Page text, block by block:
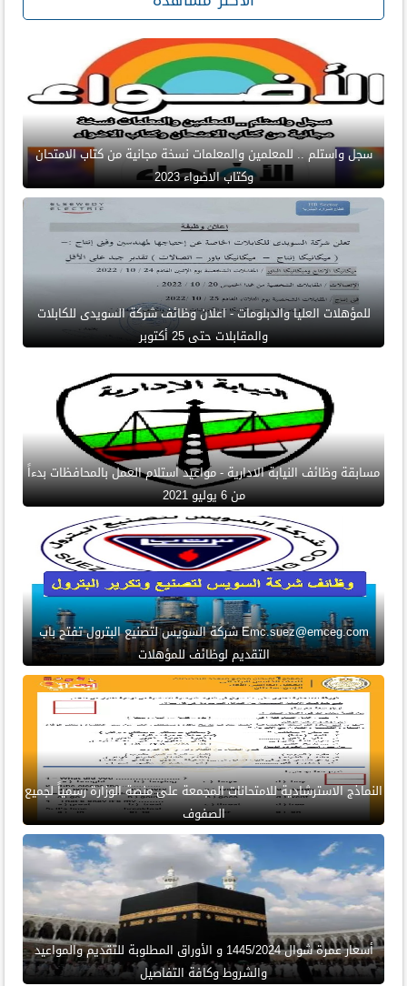
سجل واستلم .. للمعلمين والمعلمات نسخة مجانية من كتاب الامتحان
وكتاب الاضواء 2023
للمؤهلات العليا والدبلومات - اعلان وظائف شركة السويدى للكابلات
والمقابلات حتى 25 أكتوبر
مسابقة وظائف النيابة الادارية - مواعيد استلام العمل بالمحافظات بدءاً
من 6 يوليو 2021
Emc.suez@emceg.com شركة السويس لتصنيع البترول تفتح باب
التقديم لوظائف للمؤهلات
النماذج الاسترشادية للامتحانات المجمعة على منصة الوزارة رسمياً لجميع
الصفوف
أسعار عمرة شوال 1445/2024 و الأوراق المطلوبة للتقديم والمواعيد
والشروط وكافة التفاصيل